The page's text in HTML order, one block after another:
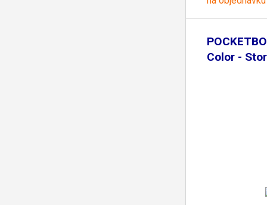
Color -